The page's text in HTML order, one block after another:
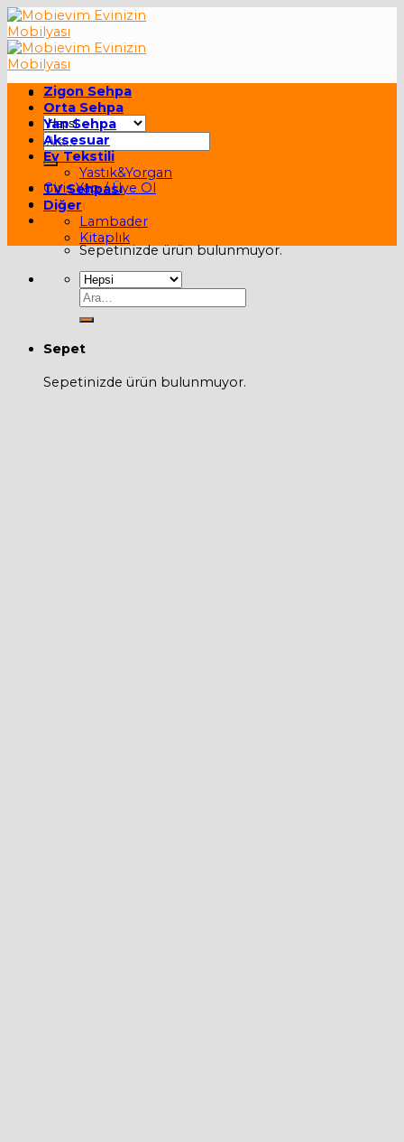
Skip
to
content
Ara:
Giriş Yap / Üye Ol
Sepet /0,00₺
Sepetinizde ürün bulunmuyor.
Ara:
Sepet
Sepetinizde ürün bulunmuyor.
Zigon Sehpa
Orta Sehpa
Yan Sehpa
Aksesuar
Ev Tekstili
Yastık&Yorgan
TV Sehpası
Diğer
Lambader
Kitaplık